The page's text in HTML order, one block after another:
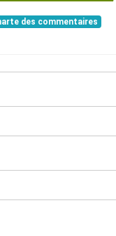
des commentaires